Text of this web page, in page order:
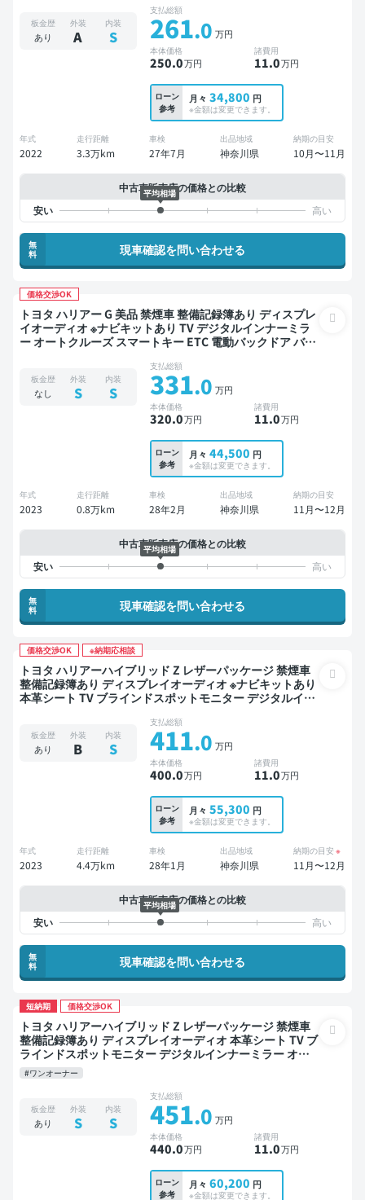
板金歴
あり
外装
A
内装
S
支払総額
261.0 万円
本体価格
250.0万円
諸費用
11.0万円
ローン
参考
月々 34,800 円
※金額は変更できます。
年式
2022
走行距離
3.3万km
車検
27年7月
出品地域
神奈川県
納期の目安
10月〜11月
中古車販売店の価格との比較
平均相場
無
料
現車確認を問い合わせる
価格交渉OK
トヨタ ハリアー G 美品 禁煙車 整備記録簿あり ディスプレ
イオーディオ ※ナビキットあり TV デジタルインナーミラ
ー オートクルーズ スマートキー ETC 電動バックドア バッ
板金歴
なし
外装
S
内装
S
支払総額
331.0 万円
本体価格
320.0万円
諸費用
11.0万円
ローン
参考
月々 44,500 円
※金額は変更できます。
年式
2023
走行距離
0.8万km
車検
28年2月
出品地域
神奈川県
納期の目安
11月〜12月
中古車販売店の価格との比較
平均相場
無
料
現車確認を問い合わせる
価格交渉OK ※納期応相談
トヨタ ハリアーハイブリッド Z レザーパッケージ 禁煙車
整備記録簿あり ディスプレイオーディオ ※ナビキットあり
本革シート TV ブラインドスポットモニター デジタルイン
ドア バックモニター 全方位カメラ ドライブレコーダー 衝
突軽減
板金歴
あり
外装
B
内装
S
支払総額
411.0 万円
本体価格
400.0万円
諸費用
11.0万円
ローン
参考
月々 55,300 円
※金額は変更できます。
年式
2023
走行距離
4.4万km
車検
28年1月
出品地域
神奈川県
納期の目安 ※
11月〜12月
中古車販売店の価格との比較
平均相場
無
料
現車確認を問い合わせる
短納期 価格交渉OK
トヨタ ハリアーハイブリッド Z レザーパッケージ 禁煙車
整備記録簿あり ディスプレイオーディオ 本革シート TV ブ
ラインドスポットモニター デジタルインナーミラー オー
トクルーズ スマートキー 電動バックドア バックモニター
ドライブレコーダー 衝突軽減
#ワンオーナー
板金歴
あり
外装
S
内装
S
支払総額
451.0 万円
本体価格
440.0万円
諸費用
11.0万円
ローン
参考
月々 60,200 円
※金額は変更できます。